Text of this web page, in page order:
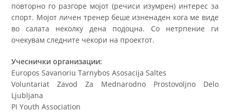
повторно го разгоре мојот (речиси изумрен) интерес за
спорт. Мојот личен тренер беше изненаден кога ме виде
во салата неколку дена подоцна. Со нетрпение ги
очекувам следните чекори на проектот.
Учеснички организации:
Europos Savanoriu Tarnybos Asosacija Saltes
Voluntariat Zavod Za Mednarodno Prostovoljno Delo
Ljubljana
PI Youth Association